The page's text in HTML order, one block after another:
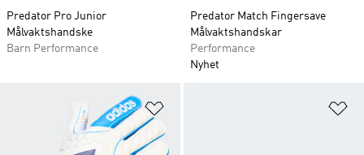
Predator Pro Junior
Målvaktshandske
Barn Performance
Predator Match Fingersave
Målvaktshandskar
Performance
Nyhet